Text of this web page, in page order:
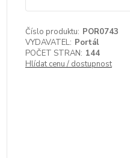
Číslo produktu: POR0743
VYDAVATEL: Portál
POČET STRAN: 144
Hlídat cenu / dostupnost